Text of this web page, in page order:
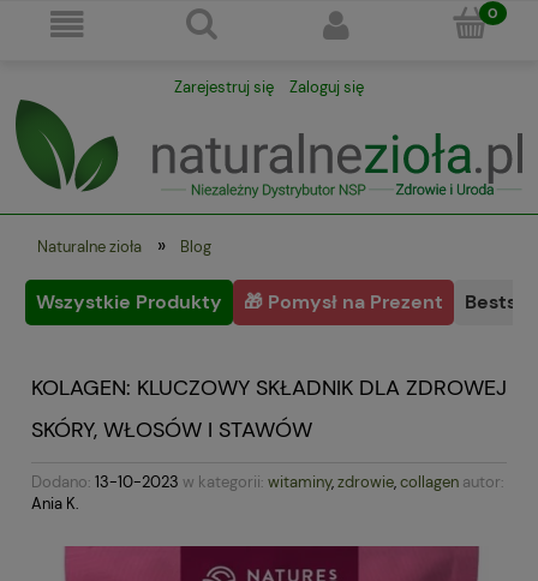
Zarejestruj się Zaloguj się
Naturalne zioła » Blog
Wszystkie Produkty 🎁 Pomysł na Prezent
KOLAGEN: KLUCZOWY SKŁADNIK DLA ZDROWEJ
SKÓRY, WŁOSÓW I STAWÓW
Dodano: 13-10-2023 w kategorii: witaminy,zdrowie,collagen autor:
Ania K.